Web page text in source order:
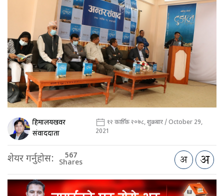
हिमालयखवर
संवाददाता
१२ कार्तिक २०७८, शुक्रबार / October 29,
2021
शेयर गर्नुहोस: 567
Shares